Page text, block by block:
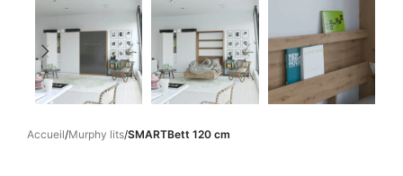
Accueil Murphy lits SMARTBett 120 cm